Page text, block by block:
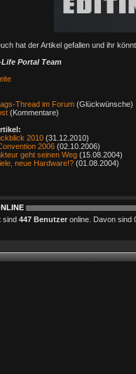
hat der Artikel gefallen und ihr
Portal Team
Thread im Forum (Glückwünsche)
(Kommentare)
2010 (31.12.2010)
2006 (02.10.2006)
geht seinen Weg (15.08.2004)
neue Hardware!? (01.08.2004)
sind 447 Benutzer online. Davon sind